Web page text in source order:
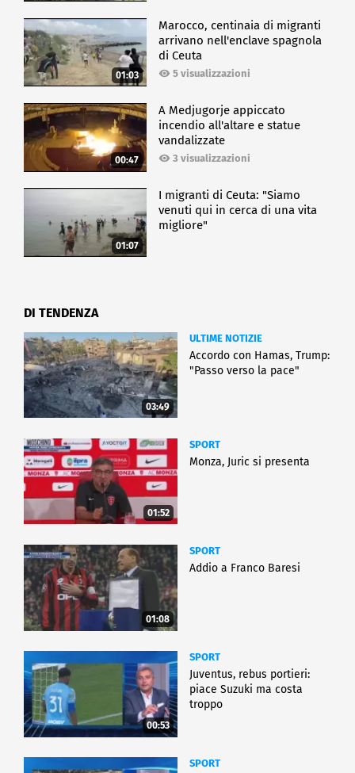
01:03
Marocco, centinaia di migranti
arrivano nell'enclave spagnola
di Ceuta
5 visualizzazioni
00:47
A Medjugorje appiccato
incendio all'altare e statue
vandalizzate
3 visualizzazioni
01:07
I migranti di Ceuta: "Siamo
venuti qui in cerca di una vita
migliore"
DI TENDENZA
03:49
ULTIME NOTIZIE
Accordo con Hamas, Trump:
"Passo verso la pace"
01:52
SPORT
Monza, Juric si presenta
01:08
SPORT
Addio a Franco Baresi
00:53
SPORT
Juventus, rebus portieri:
piace Suzuki ma costa
troppo
SPORT